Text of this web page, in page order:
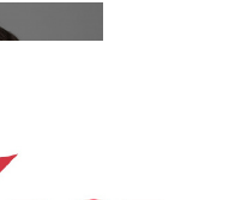
à l'hygiène, sécurité
emploi,